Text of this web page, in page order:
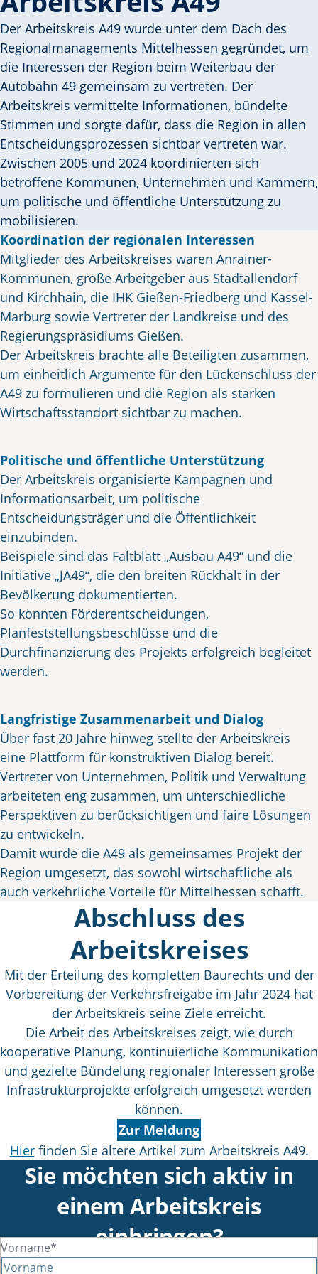
Der Arbeitskreis A49 wurde unter dem Dach des
Regionalmanagements Mittelhessen gegründet, um
die Interessen der Region beim Weiterbau der
Autobahn 49 gemeinsam zu vertreten. Der
Arbeitskreis vermittelte Informationen, bündelte
Stimmen und sorgte dafür, dass die Region in allen
Entscheidungsprozessen sichtbar vertreten war.
Zwischen 2005 und 2024 koordinierten sich
betroffene Kommunen, Unternehmen und Kammern,
um politische und öffentliche Unterstützung zu
mobilisieren.
Koordination der regionalen Interessen
Mitglieder des Arbeitskreises waren Anrainer-
Kommunen, große Arbeitgeber aus Stadtallendorf
und Kirchhain, die IHK Gießen-Friedberg und Kassel-
Marburg sowie Vertreter der Landkreise und des
Regierungspräsidiums Gießen.
Der Arbeitskreis brachte alle Beteiligten zusammen,
um einheitlich Argumente für den Lückenschluss der
A49 zu formulieren und die Region als starken
Wirtschaftsstandort sichtbar zu machen.
Politische und öffentliche Unterstützung
Der Arbeitskreis organisierte Kampagnen und
Informationsarbeit, um politische
Entscheidungsträger und die Öffentlichkeit
einzubinden.
Beispiele sind das Faltblatt „Ausbau A49“ und die
Initiative „JA49“, die den breiten Rückhalt in der
Bevölkerung dokumentierten.
So konnten Förderentscheidungen,
Planfeststellungsbeschlüsse und die
Durchfinanzierung des Projekts erfolgreich begleitet
werden.
Langfristige Zusammenarbeit und Dialog
Über fast 20 Jahre hinweg stellte der Arbeitskreis
eine Plattform für konstruktiven Dialog bereit.
Vertreter von Unternehmen, Politik und Verwaltung
arbeiteten eng zusammen, um unterschiedliche
Perspektiven zu berücksichtigen und faire Lösungen
zu entwickeln.
Damit wurde die A49 als gemeinsames Projekt der
Region umgesetzt, das sowohl wirtschaftliche als
auch verkehrliche Vorteile für Mittelhessen schafft.
Abschluss des
Arbeitskreises
Mit der Erteilung des kompletten Baurechts und der
Vorbereitung der Verkehrsfreigabe im Jahr 2024 hat
der Arbeitskreis seine Ziele erreicht.
Die Arbeit des Arbeitskreises zeigt, wie durch
kooperative Planung, kontinuierliche Kommunikation
und gezielte Bündelung regionaler Interessen große
Infrastrukturprojekte erfolgreich umgesetzt werden
können.
Zur Meldung
Hierfinden Sie ältere Artikel zum Arbeitskreis A49.
Sie möchten sich aktiv in
einem Arbeitskreis
einbringen?
Melden Sie sich gerne bei uns.
Vorname*